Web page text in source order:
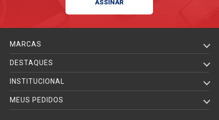
MARCAS
DESTAQUES
INSTITUCIONAL
MEUS PEDIDOS